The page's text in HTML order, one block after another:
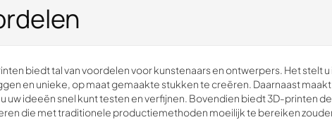
biedt tal van voordelen voor kunstenaars en ontwerpers. Het stelt
en unieke, op maat gemaakte stukken te creëren. Daarnaast
uw ideeën snel kunt testen en verfijnen. Bovendien biedt 3D-printen
die met traditionele productiemethoden moeilijk te bereiken